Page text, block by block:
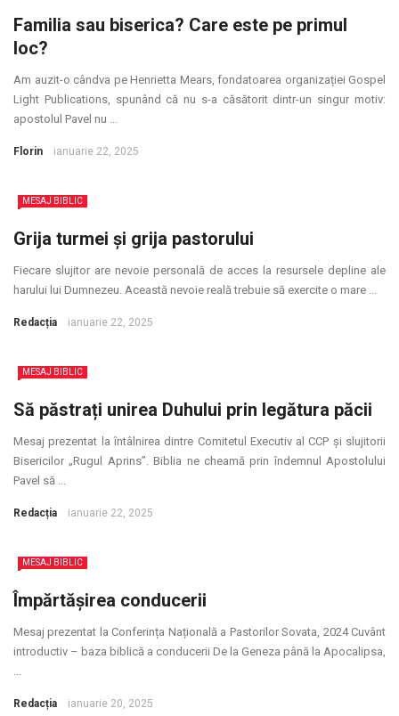
Familia sau biserica? Care este pe primul
loc?
Am auzit-o cândva pe Henrietta Mears, fondatoarea organizației Gospel
Light Publications, spunând că nu s-a căsătorit dintr-un singur motiv:
apostolul Pavel nu ...
Florin ianuarie 22, 2025
MESAJ BIBLIC
Grija turmei și grija pastorului
Fiecare slujitor are nevoie personală de acces la resursele depline ale
harului lui Dumnezeu. Această nevoie reală trebuie să exercite o mare ...
Redacția ianuarie 22, 2025
MESAJ BIBLIC
Să păstrați unirea Duhului prin legătura păcii
Mesaj prezentat la întâlnirea dintre Comitetul Executiv al CCP și slujitorii
Bisericilor „Rugul Aprins”. Biblia ne cheamă prin îndemnul Apostolului
Pavel să ...
Redacția ianuarie 22, 2025
MESAJ BIBLIC
Împărtășirea conducerii
Mesaj prezentat la Conferința Națională a Pastorilor Sovata, 2024 Cuvânt
introductiv – baza biblică a conducerii De la Geneza până la Apocalipsa,
...
Redacția ianuarie 20, 2025